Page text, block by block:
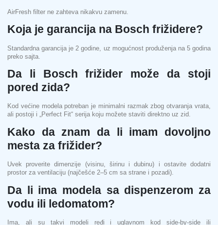
AirFresh filter ne zahteva nikakvu zamenu.
Koja je garancija na Bosch frižidere?
Standardna garancija je 2 godine, uz mogućnost produženja na 5 godina
preko sajta.
Da li Bosch frižider može da stoji
pored zida?
Kod većine modela potreban je minimalni razmak zbog otvaranja vrata,
ali postoji i „Perfect Fit“ serija koju možete staviti direktno uz zid.
Kako da znam da li imam dovoljno
mesta za frižider?
Uvek proverite dimenzije (visinu, širinu i dubinu) i ostavite dodatni
prostor za ventilaciju (najčešće 2–5 cm sa strane i pozadi).
Da li ima modela sa dispenzerom za
vodu ili ledomatom?
Ima, ali su takvi modeli ređi i uglavnom kod side-by-side ili